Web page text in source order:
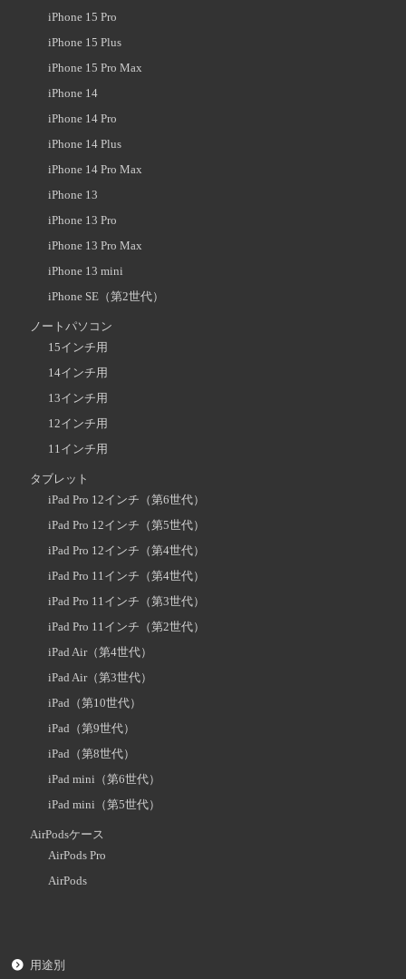
iPhone 15 Pro
iPhone 15 Plus
iPhone 15 Pro Max
iPhone 14
iPhone 14 Pro
iPhone 14 Plus
iPhone 14 Pro Max
iPhone 13
iPhone 13 Pro
iPhone 13 Pro Max
iPhone 13 mini
iPhone SE（第2世代）
ノートパソコン
15インチ用
14インチ用
13インチ用
12インチ用
11インチ用
タブレット
iPad Pro 12インチ（第6世代）
iPad Pro 12インチ（第5世代）
iPad Pro 12インチ（第4世代）
iPad Pro 11インチ（第4世代）
iPad Pro 11インチ（第3世代）
iPad Pro 11インチ（第2世代）
iPad Air（第4世代）
iPad Air（第3世代）
iPad（第10世代）
iPad（第9世代）
iPad（第8世代）
iPad mini（第6世代）
iPad mini（第5世代）
AirPodsケース
AirPods Pro
AirPods
用途別